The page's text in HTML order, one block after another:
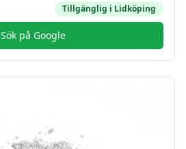
Tillgänglig i Lidköping
Sök på Google